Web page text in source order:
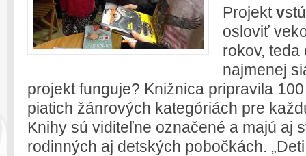
Projektv
osloviť
rokov,
najmenej
projekt funguje? Knižnica pripravila
piatich žánrových kategóriách pre
Knihy sú viditeľne označené a majú aj
rodinných aj detských pobočkách.